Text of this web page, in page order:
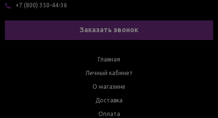
+7 (800) 350-44-36
Заказать звонок
Главная
Личный кабинет
О магазине
Доставка
Оплата